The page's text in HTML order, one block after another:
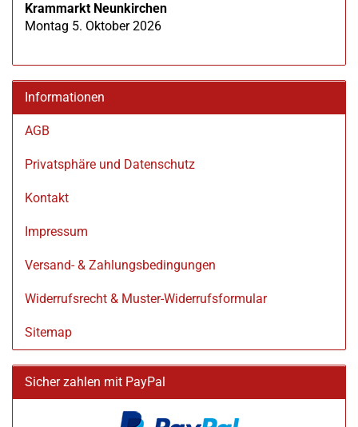
Krammarkt Neunkirchen
Montag 5. Oktober 2026
Informationen
AGB
Privatsphäre und Datenschutz
Kontakt
Impressum
Versand- & Zahlungsbedingungen
Widerrufsrecht & Muster-Widerrufsformular
Sitemap
Sicher zahlen mit PayPal